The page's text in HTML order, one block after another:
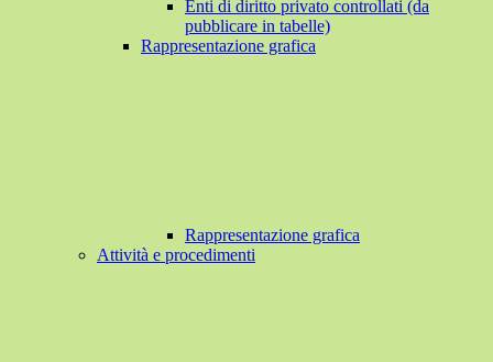
Enti di diritto privato controllati (da
pubblicare in tabelle)
Rappresentazione grafica
Rappresentazione grafica
Attività e procedimenti